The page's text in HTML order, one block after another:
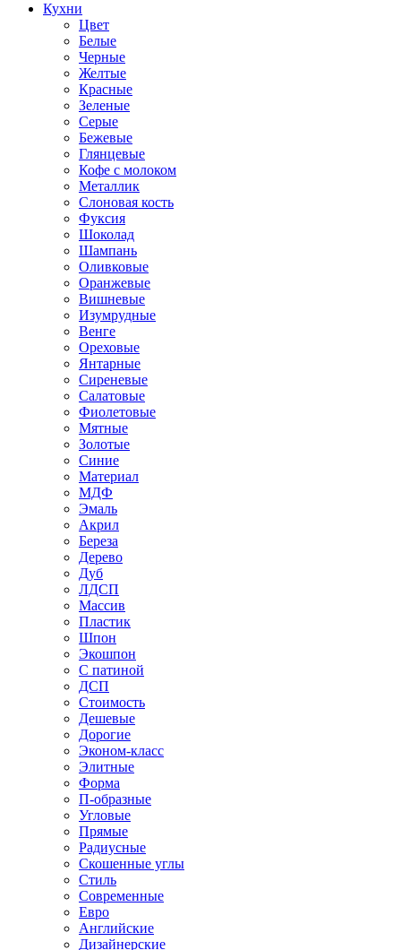
Кухни
Цвет
Белые
Черные
Желтые
Красные
Зеленые
Серые
Бежевые
Глянцевые
Кофе с молоком
Металлик
Слоновая кость
Фуксия
Шоколад
Шампань
Оливковые
Оранжевые
Вишневые
Изумрудные
Венге
Ореховые
Янтарные
Сиреневые
Салатовые
Фиолетовые
Мятные
Золотые
Синие
Материал
МДФ
Эмаль
Акрил
Береза
Дерево
Дуб
ЛДСП
Массив
Пластик
Шпон
Экошпон
С патиной
ДСП
Стоимость
Дешевые
Дорогие
Эконом-класс
Элитные
Форма
П-образные
Угловые
Прямые
Радиусные
Скошенные углы
Стиль
Современные
Евро
Английские
Дизайнерские